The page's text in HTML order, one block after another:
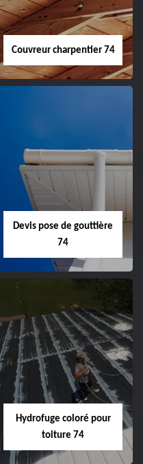
Couvreur charpentier 74
Devis pose de gouttière
74
Hydrofuge coloré pour
toiture 74